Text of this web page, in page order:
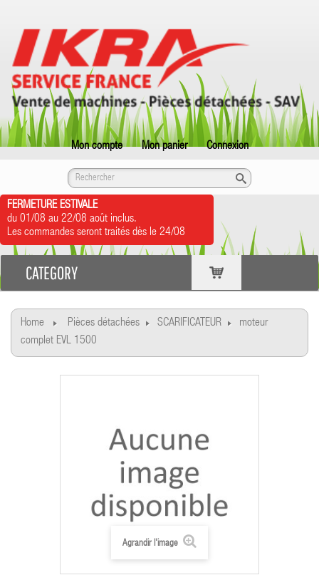
Mon compte Mon panier Connexion
FERMETURE ESTIVALE
du 01/08 au 22/08 août inclus.
Les commandes seront traités dès le 24/08
CATEGORY
Home Pièces détachées SCARIFICATEUR
moteur
complet EVL 1500
Agrandir l'image